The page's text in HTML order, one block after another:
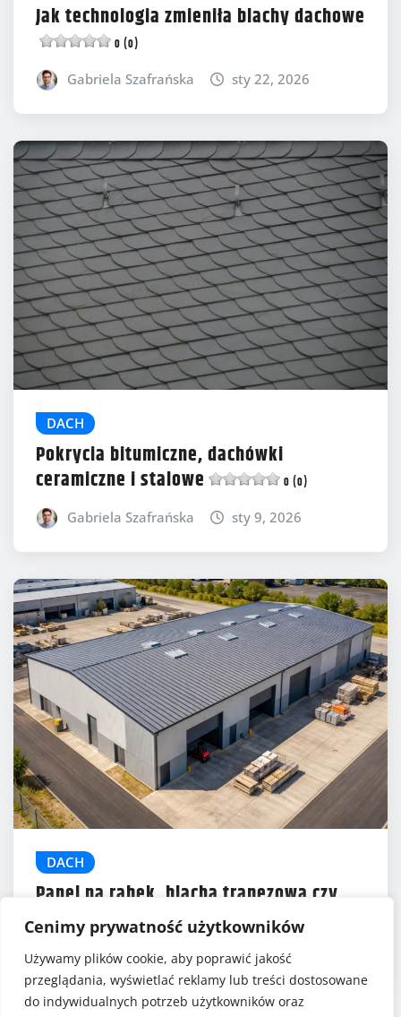
Cenimy prywatność użytkowników
Używamy plików cookie, aby poprawić jakość
przeglądania, wyświetlać reklamy lub treści dostosowane
do indywidualnych potrzeb użytkowników oraz
Jak technologia zmieniła blachy dachowe
0 (0)
Gabriela Szafrańska sty 22, 2026
DACH
Pokrycia bitumiczne, dachówki
ceramiczne i stalowe
0 (0)
Gabriela Szafrańska sty 9, 2026
DACH
Panel na rąbek, blacha trapezowa czy
blachodachówka?
5 (1)
Gabriela Szafrańska gru 19, 2025